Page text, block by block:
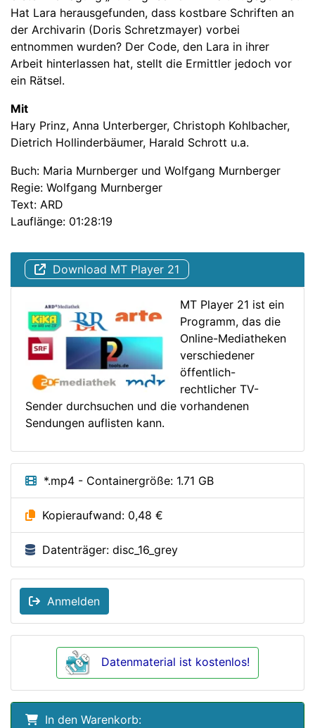
Hat Lara herausgefunden, dass kostbare Schriften an
der Archivarin (Doris Schretzmayer) vorbei
entnommen wurden? Der Code, den Lara in ihrer
Arbeit hinterlassen hat, stellt die Ermittler jedoch vor
ein Rätsel.
Mit
Hary Prinz, Anna Unterberger, Christoph Kohlbacher,
Dietrich Hollinderbäumer, Harald Schrott u.a.
Buch: Maria Murnberger und Wolfgang Murnberger
Regie: Wolfgang Murnberger
Text: ARD
Lauflänge: 01:28:19
Download MT Player 21
MT Player 21 ist ein
Programm, das die
Online-Mediatheken
verschiedener
öffentlich-
rechtlicher TV-
Sender durchsuchen und die vorhandenen
Sendungen auflisten kann.
*.mp4 - Containergröße: 1.71 GB
Kopieraufwand: 0,48 €
Datenträger: disc_16_grey
Anmelden
Datenmaterial ist kostenlos!
In den Warenkorb: